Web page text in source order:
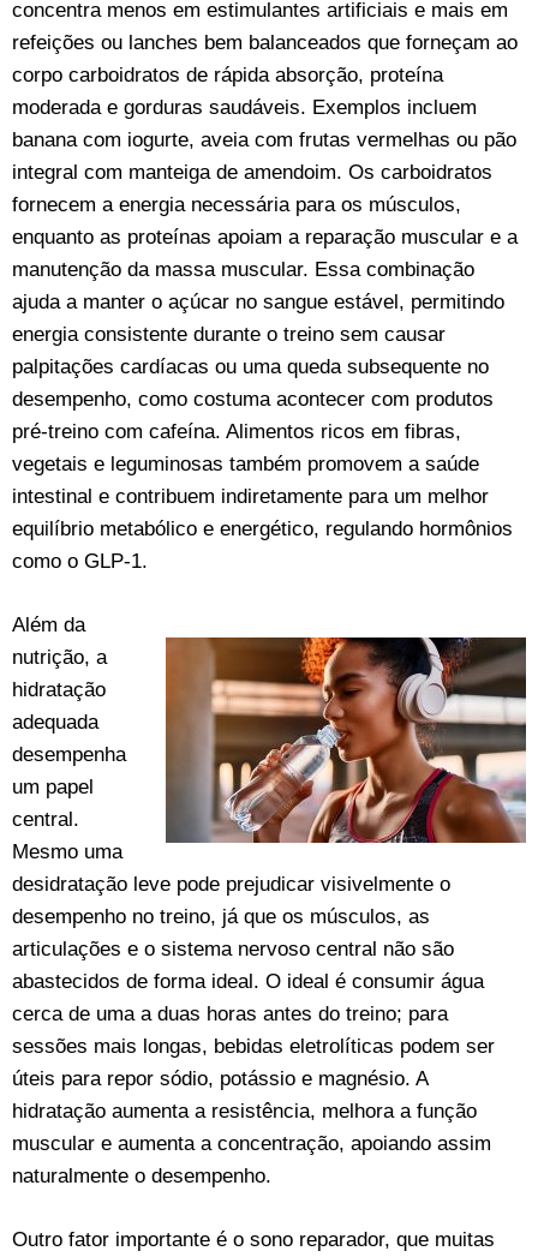
concentra menos em estimulantes artificiais e mais em
refeições ou lanches bem balanceados que forneçam ao
corpo carboidratos de rápida absorção, proteína
moderada e gorduras saudáveis. Exemplos incluem
banana com iogurte, aveia com frutas vermelhas ou pão
integral com manteiga de amendoim. Os carboidratos
fornecem a energia necessária para os músculos,
enquanto as proteínas apoiam a reparação muscular e a
manutenção da massa muscular. Essa combinação
ajuda a manter o açúcar no sangue estável, permitindo
energia consistente durante o treino sem causar
palpitações cardíacas ou uma queda subsequente no
desempenho, como costuma acontecer com produtos
pré-treino com cafeína. Alimentos ricos em fibras,
vegetais e leguminosas também promovem a saúde
intestinal e contribuem indiretamente para um melhor
equilíbrio metabólico e energético, regulando hormônios
como o GLP-1.
Além da
nutrição, a
hidratação
adequada
desempenha
um papel
central.
Mesmo uma
desidratação leve pode prejudicar visivelmente o
desempenho no treino, já que os músculos, as
articulações e o sistema nervoso central não são
abastecidos de forma ideal. O ideal é consumir água
cerca de uma a duas horas antes do treino; para
sessões mais longas, bebidas eletrolíticas podem ser
úteis para repor sódio, potássio e magnésio. A
hidratação aumenta a resistência, melhora a função
muscular e aumenta a concentração, apoiando assim
naturalmente o desempenho.
Outro fator importante é o sono reparador, que muitas